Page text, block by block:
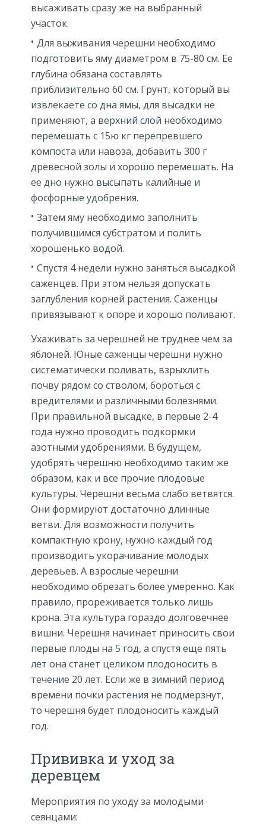
высаживать сразу же на выбранный
участок.
Для выживания черешни необходимо
подготовить яму диаметром в 75-80 см. Ее
глубина обязана составлять
приблизительно 60 см. Грунт, который вы
извлекаете со дна ямы, для высадки не
применяют, а верхний слой необходимо
перемешать с 15ю кг перепревшего
компоста или навоза, добавить 300 г
древесной золы и хорошо перемешать. На
ее дно нужно высыпать калийные и
фосфорные удобрения.
Затем яму необходимо заполнить
получившимся субстратом и полить
хорошенько водой.
Спустя 4 недели нужно заняться высадкой
саженцев. При этом нельзя допускать
заглубления корней растения. Саженцы
привязывают к опоре и хорошо поливают.
Ухаживать за черешней не труднее чем за
яблоней. Юные саженцы черешни нужно
систематически поливать, взрыхлить
почву рядом со стволом, бороться с
вредителями и различными болезнями.
При правильной высадке, в первые 2-4
года нужно проводить подкормки
азотными удобрениями. В будущем,
удобрять черешню необходимо таким же
образом, как и все прочие плодовые
культуры. Черешни весьма слабо ветвятся.
Они формируют достаточно длинные
ветви. Для возможности получить
компактную крону, нужно каждый год
производить укорачивание молодых
деревьев. А взрослые черешни
необходимо обрезать более умеренно. Как
правило, прореживается только лишь
крона. Эта культура гораздо долговечнее
вишни. Черешня начинает приносить свои
первые плоды на 5 год, а спустя еще пять
лет она станет целиком плодоносить в
течение 20 лет. Если же в зимний период
времени почки растения не подмерзнут,
то черешня будет плодоносить каждый
год.
Прививка и уход за
деревцем
Мероприятия по уходу за молодыми
сеянцами: